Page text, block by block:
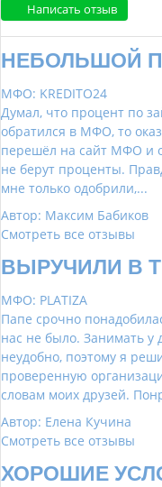
Написать отзыв
НЕБОЛЬШОЙ
МФО: KREDITO24
Думал, что процент по
обратился в МФО, то
перешёл на сайт МФО и
не берут проценты.
мне только одобрили,...
Автор: Максим Бабиков
Смотреть все отзывы
ВЫРУЧИЛИ В
МФО: PLATIZA
Папе срочно
нас не было. Занимать у
неудобно, поэтому я
проверенную
словам моих друзей.
Автор: Елена Кучина
Смотреть все отзывы
ХОРОШИЕ